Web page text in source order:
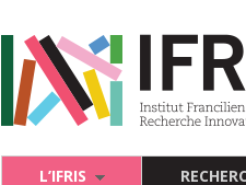
L’IFRIS